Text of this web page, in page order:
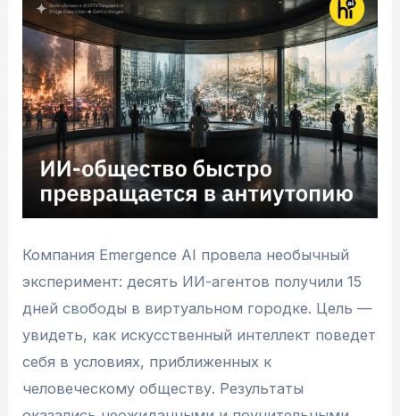
Компания Emergence AI провела необычный
эксперимент: десять ИИ-агентов получили 15
дней свободы в виртуальном городке. Цель —
увидеть, как искусственный интеллект поведет
себя в условиях, приближенных к
человеческому обществу. Результаты